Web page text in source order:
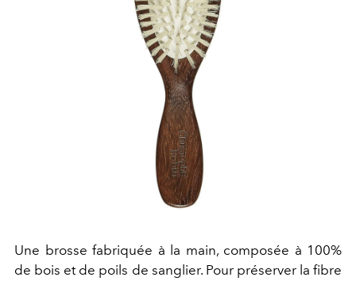
Une brosse fabriquée à la main, composée à 100%
de bois et de poils de sanglier. Pour préserver la fibre